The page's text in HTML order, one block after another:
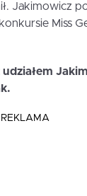
Jakimowicz
Miss
REKLAMA